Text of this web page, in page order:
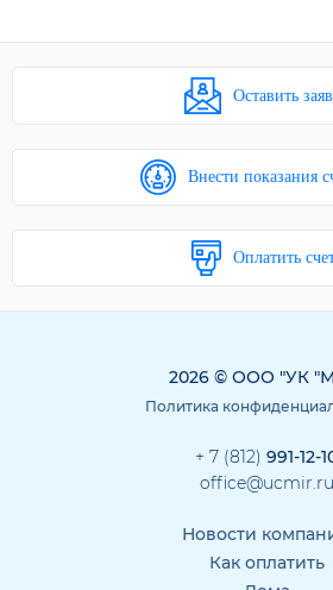
Оставить
Внести показания
Оплатить
2026 © ООО "УК
Политика
+ 7 (812) 991-12-
office@ucmir.ru
Новости
Как оплатить